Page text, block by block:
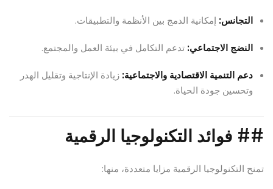
التجانس: إمكانية الدمج بين الأنظمة والتطبيقات.
النضج الاجتماعي: تدعم التكامل في بيئة العمل والمجتمع.
دعم التنمية الاقتصادية والاجتماعية: زيادة الإنتاجية وتقليل الهدر
وتحسين جودة الحياة.
## فوائد التكنولوجيا الرقمية
تمنح التكنولوجيا الرقمية مزايا متعددة، منها: